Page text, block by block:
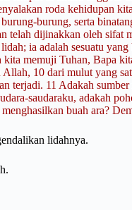
roda kehidupan
burung, serta
telah dijinakkan oleh sifat
ia adalah sesuatu
kita memuji Tuhan, Bapa
Allah, 10 dari mulut yang
terjadi. 11 Adakah
saudaraku, adakah
buah ara?
lidahnya.